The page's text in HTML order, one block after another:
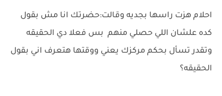
احلام هزت راسها بجديه وقالت:حضرتك انا مش بقول
كده علشان اللي حصلي منهم بس فعلا دي الحقيقه
وتقدر تسأل بحكم مركزك يعني ووقتها هتعرف اني بقول
الحقيقه؟